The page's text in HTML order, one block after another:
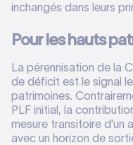
inchangés dans leurs
Pour les hauts
La pérennisation de la
de déficit est le signal
patrimoines.
PLF initial, la
mesure transitoire d'un
avec un horizon de